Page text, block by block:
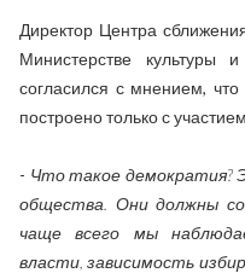
Директор Центра
Министерстве
согласился с мнением,
построено только с
- Что такое демократия?
общества. Они должны
чаще всего мы
власти, зависимость